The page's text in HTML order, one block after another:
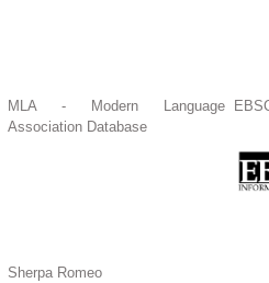
MLA - Modern Language
Association Database
Sherpa Romeo